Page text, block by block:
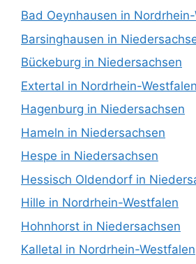
Bad Oeynhausen in
Barsinghausen in
Bückeburg in Niedersachsen
Extertal in Nordrhein-Westfalen
Hagenburg in Niedersachsen
Hameln in Niedersachsen
Hespe in Niedersachsen
Hessisch Oldendorf in
Hille in Nordrhein-Westfalen
Hohnhorst in Niedersachsen
Kalletal in Nordrhein-Westfalen